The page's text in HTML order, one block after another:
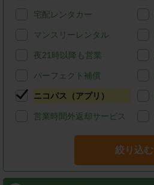
宅配レンタカー
マンスリーレンタル
夜21時以降も営業
パーフェクト補償
ニコパス（アプリ）
営業時間外返却サービス
絞り込む